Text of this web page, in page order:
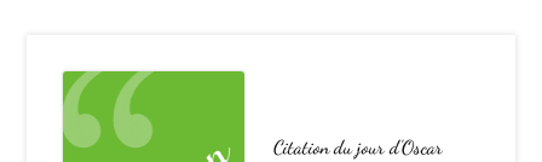
Citation du jour d’Oscar